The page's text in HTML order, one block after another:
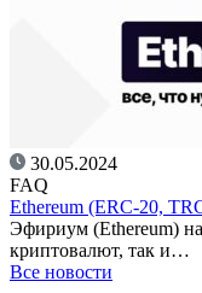
30.05.2024
FAQ
Ethereum (ERC-20,
Эфириум (Ethereum)
криптовалют, так и…
Все новости